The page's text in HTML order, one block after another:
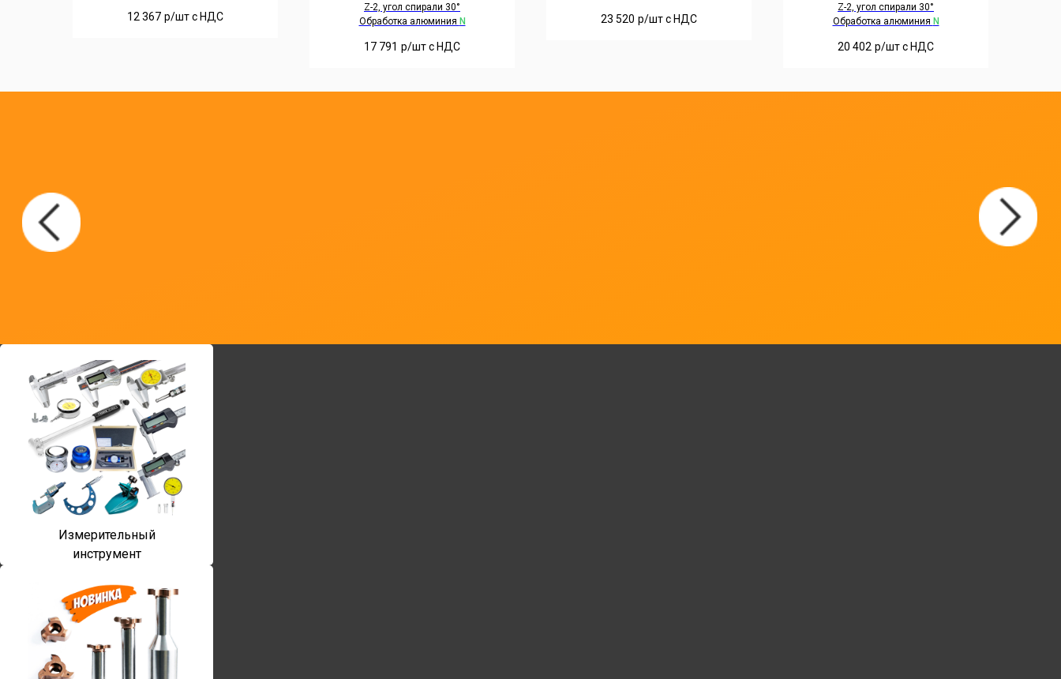
12 367 р/шт c НДС
Z-2, угол спирали 30°
Обработка алюминия N
17 791 р/шт c НДС
23 520 р/шт c НДС
Z-2, угол спирали 30°
Обработка алюминия N
20 402 р/шт c НДС
Измерительный
инструмент